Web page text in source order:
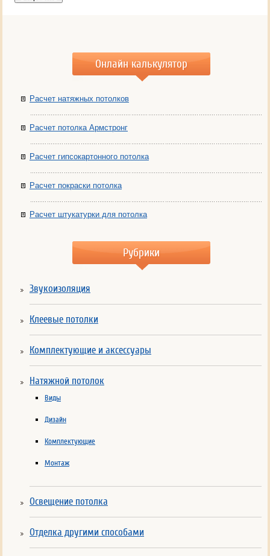
Онлайн калькулятор
Расчет натяжных потолков
Расчет потолка Армстронг
Расчет гипсокартонного потолка
Расчет покраски потолка
Расчет штукатурки для потолка
Рубрики
Звукоизоляция
Клеевые потолки
Комплектующие и аксессуары
Натяжной потолок
Виды
Дизайн
Комплектующие
Монтаж
Освещение потолка
Отделка другими способами